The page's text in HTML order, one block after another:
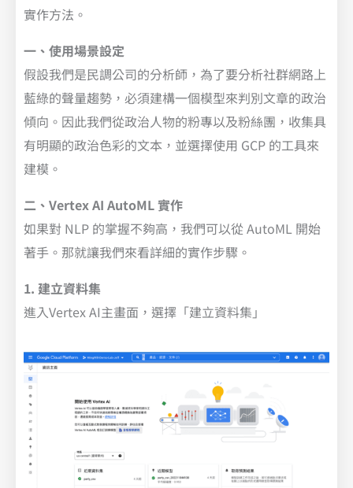
實作方法。
一、使用場景設定
假設我們是民調公司的分析師，為了要分析社群網路上
藍綠的聲量趨勢，必須建構一個模型來判別文章的政治
傾向。因此我們從政治人物的粉專以及粉絲團，收集具
有明顯的政治色彩的文本，並選擇使用 GCP 的工具來
建模。
二、Vertex AI AutoML 實作
如果對 NLP 的掌握不夠高，我們可以從 AutoML 開始
著手。那就讓我們來看詳細的實作步驟。
1. 建立資料集
進入Vertex AI主畫面，選擇「建立資料集」